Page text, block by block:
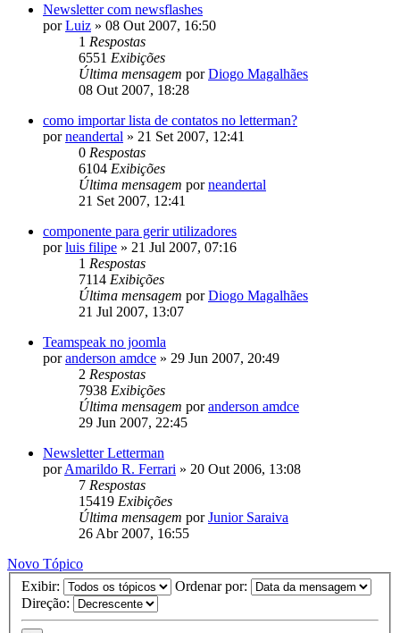
Newsletter com newsflashes
porLuiz » 08 Out 2007, 16:50
1 Respostas
6551 Exibições
Última mensagem porDiogo Magalhães
08 Out 2007, 18:28
como importar lista de contatos no letterman?
porneandertal » 21 Set 2007, 12:41
0 Respostas
6104 Exibições
Última mensagem porneandertal
21 Set 2007, 12:41
componente para gerir utilizadores
porluis filipe » 21 Jul 2007, 07:16
1 Respostas
7114 Exibições
Última mensagem porDiogo Magalhães
21 Jul 2007, 13:07
Teamspeak no joomla
poranderson amdce » 29 Jun 2007, 20:49
2 Respostas
7938 Exibições
Última mensagem poranderson amdce
29 Jun 2007, 22:45
Newsletter Letterman
porAmarildo R. Ferrari » 20 Out 2006, 13:08
7 Respostas
15419 Exibições
Última mensagem porJunior Saraiva
26 Abr 2007, 16:55
Novo Tópico
Exibir:
Ordenar por:
Direção: